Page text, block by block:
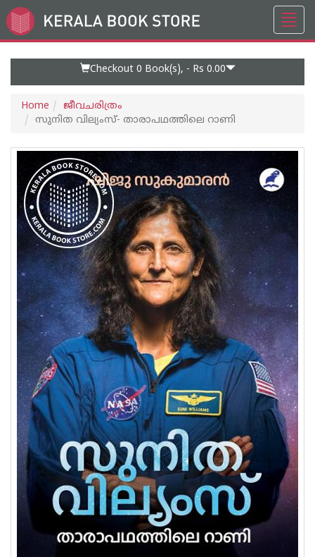
Go
to
Checkout 0 Book(s), - Rs 0.00
Home
ജീവചരിത്രം
സുനിത വില്യംസ്- താരാപഥത്തിലെ റാണി